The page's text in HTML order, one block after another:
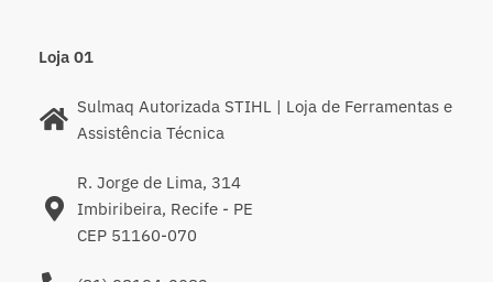
Loja 01
Sulmaq Autorizada STIHL | Loja de Ferramentas e
Assistência Técnica
R. Jorge de Lima, 314
Imbiribeira, Recife - PE
CEP 51160-070